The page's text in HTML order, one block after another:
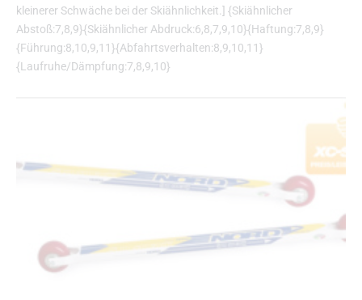
kleinerer Schwäche bei der Skiähnlichkeit.] {Skiähnlicher
Abstoß:7,8,9}{Skiähnlicher Abdruck:6,8,7,9,10}{Haftung:7,8,9}
{Führung:8,10,9,11}{Abfahrtsverhalten:8,9,10,11}
{Laufruhe/Dämpfung:7,8,9,10}